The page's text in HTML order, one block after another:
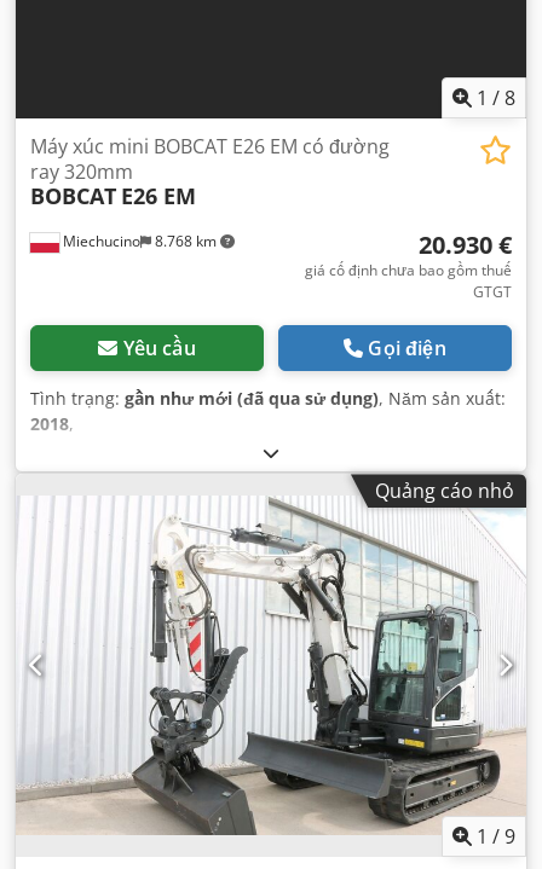
1 /8
Miechucino 8.768 km
Máy xúc mini BOBCAT E26 EM có đường
ray 320mm
BOBCAT E26 EM
20.930 €
giá cố định chưa bao gồm thuế
GTGT
Yêu cầu Gọi điện
Tình trạng: gần như mới (đã qua sử dụng), Năm sản xuất:
2018,
Quảng cáo nhỏ
1 /9